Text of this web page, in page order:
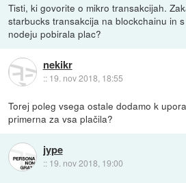
Tisti, ki govorite o mikro transakcijah.
starbucks transakcija na blockchainu in
nodeju pobirala plac?
nekikr
:: 19. nov 2018, 18:55
Torej poleg vsega ostale dodamo k
primerna za vsa plačila?
jype
:: 19. nov 2018, 19:00